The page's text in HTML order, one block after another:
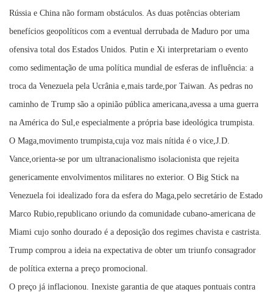
Rússia e China não formam obstáculos. As duas potências obteriam
benefícios geopolíticos com a eventual derrubada de Maduro por uma
ofensiva total dos Estados Unidos. Putin e Xi interpretariam o evento
como sedimentação de uma política mundial de esferas de influência: a
troca da Venezuela pela Ucrânia e,mais tarde,por Taiwan. As pedras no
caminho de Trump são a opinião pública americana,avessa a uma guerra
na América do Sul,e especialmente a própria base ideológica trumpista.
O Maga,movimento trumpista,cuja voz mais nítida é o vice,J.D.
Vance,orienta-se por um ultranacionalismo isolacionista que rejeita
genericamente envolvimentos militares no exterior. O Big Stick na
Venezuela foi idealizado fora da esfera do Maga,pelo secretário de Estado
Marco Rubio,republicano oriundo da comunidade cubano-americana de
Miami cujo sonho dourado é a deposição dos regimes chavista e castrista.
Trump comprou a ideia na expectativa de obter um triunfo consagrador
de política externa a preço promocional.
O preço já inflacionou. Inexiste garantia de que ataques pontuais contra